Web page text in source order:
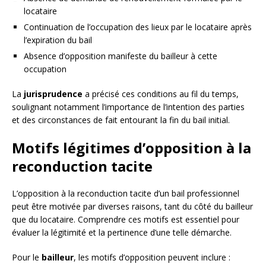
locataire
Continuation de l’occupation des lieux par le locataire après
l’expiration du bail
Absence d’opposition manifeste du bailleur à cette
occupation
La jurisprudence a précisé ces conditions au fil du temps,
soulignant notamment l’importance de l’intention des parties
et des circonstances de fait entourant la fin du bail initial.
Motifs légitimes d’opposition à la
reconduction tacite
L’opposition à la reconduction tacite d’un bail professionnel
peut être motivée par diverses raisons, tant du côté du bailleur
que du locataire. Comprendre ces motifs est essentiel pour
évaluer la légitimité et la pertinence d’une telle démarche.
Pour le bailleur, les motifs d’opposition peuvent inclure :